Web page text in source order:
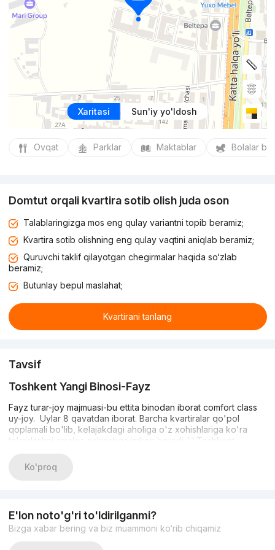
Xaritasi Sun'iy yo'ldosh
Ovqat Parklar Maktablar Bolalar
Domtut orqali kvartira sotib olish juda oson
Talablaringizga mos eng qulay variantni topib beramiz;
Kvartira sotib olishning eng qulay vaqtini aniqlab beramiz;
Quruvchi taklif qilayotgan chegirmalar haqida so‘zlab
beramiz;
Butunlay bepul maslahat;
Kvartirani tanlang
Tavsif
Toshkent Yangi Binosi-Fayz
Fayz turar-joy majmuasi-bu ettita binodan iborat comfort class
uy-joy. Uylar 8 qavatdan iborat. Barcha kvartiralar qo'pol
qoplamali bo'lib, kelajakdagi aholiga o'z xohishlariga ko'ra
ta'mirlashni amalga oshirishga imkon beradi. U Toshkent
shahar shovqinidan charchagan va tinchlik va yolg'izlikni
izlayotganlarga yoqadi. Shu bilan birga, yaqin atrofda turli xil
do'konlar, kafelar, maktablar, dorixonalar, istirohat bog'i, Havas,
Ko'proq
E'lon noto'g'ri to'ldirilganmi?
Bizga xabar bering va biz muammoni ko‘rib chiqamiz